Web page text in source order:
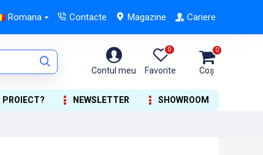
Romana Contacte Magazine Cariere
Contul meu Favorite
0
Coș
0
PROIECT? NEWSLETTER SHOWROOM